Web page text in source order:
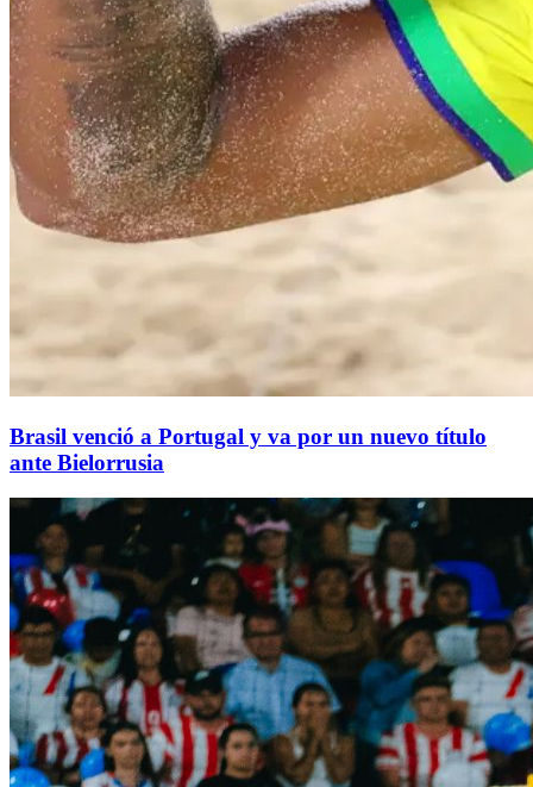
Brasil venció a Portugal y va por un nuevo título
ante Bielorrusia